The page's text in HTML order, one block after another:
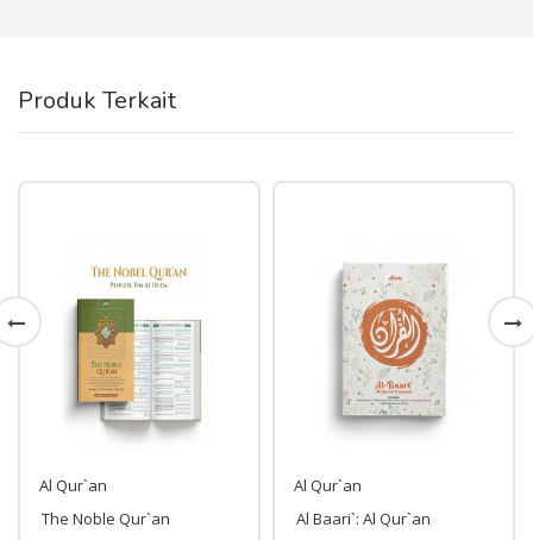
Produk Terkait
Al Qur`an
The Noble Qur`an
Al Qur`an
Al Baari`: Al Qur`an